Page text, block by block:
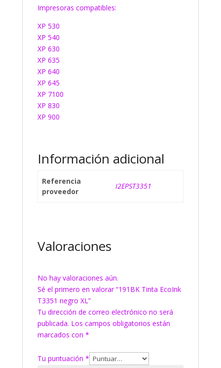
Impresoras compatibles:
XP 530
XP 540
XP 630
XP 635
XP 640
XP 645
XP 7100
XP 830
XP 900
Información adicional
Referencia
proveedor
I2EPST3351
Valoraciones
No hay valoraciones aún.
Sé el primero en valorar “191BK Tinta EcoInk
T3351 negro XL”
Tu dirección de correo electrónico no será
publicada. Los campos obligatorios están
marcados con *
Tu puntuación *